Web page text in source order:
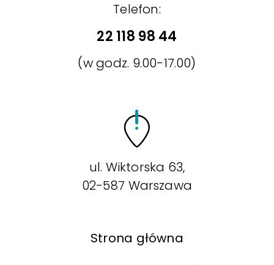
Telefon:
22 118 98 44
(w godz. 9.00-17.00)
ul. Wiktorska 63,
02-587 Warszawa
Strona główna